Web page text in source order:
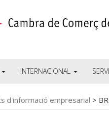
INTERNACIONAL
d'informació empresarial >